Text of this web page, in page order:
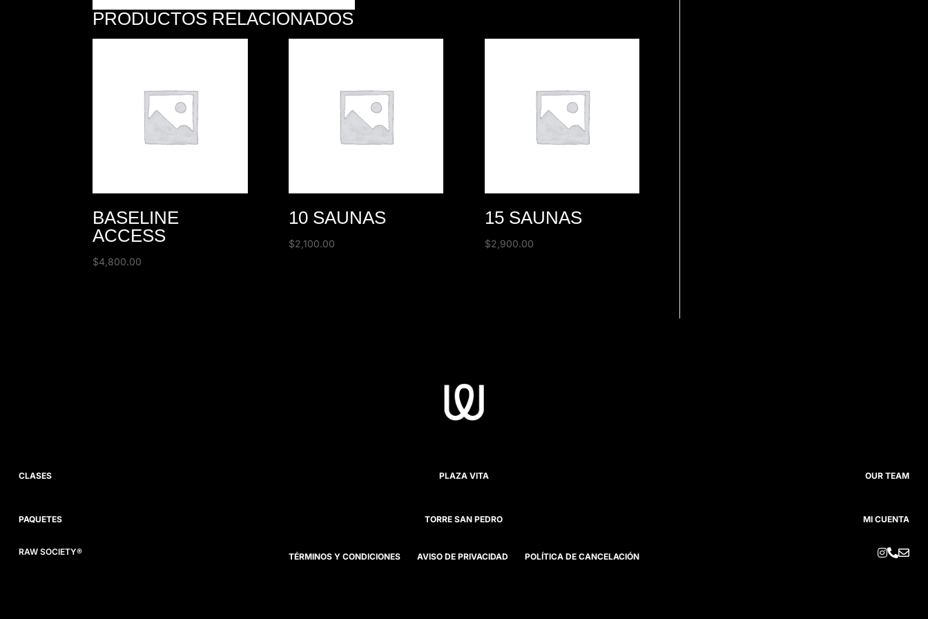
PRODUCTOS RELACIONADOS
BASELINE
ACCESS
$4,800.00
10 SAUNAS
$2,100.00
15 SAUNAS
$2,900.00
CLASES
PAQUETES
PLAZA VITA
TORRE SAN PEDRO
OUR TEAM
MI CUENTA
RAW SOCIETY® TÉRMINOS Y CONDICIONES AVISO DE PRIVACIDAD POLÍTICA DE CANCELACIÓN 